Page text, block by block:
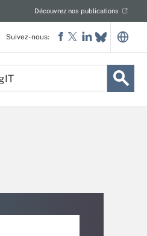
Découvrez nos publications
Suivez-nous: